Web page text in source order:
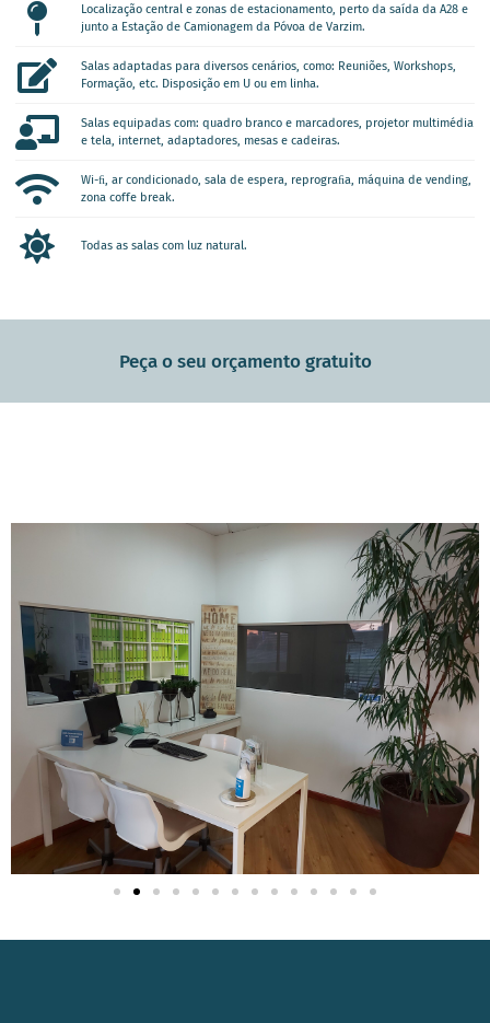
Localização central e zonas de estacionamento, perto da saída da A28 e
junto a Estação de Camionagem da Póvoa de Varzim.
Salas adaptadas para diversos cenários, como: Reuniões, Workshops,
Formação, etc. Disposição em U ou em linha.
Salas equipadas com: quadro branco e marcadores, projetor multimédia
e tela, internet, adaptadores, mesas e cadeiras.
Wi-ﬁ, ar condicionado, sala de espera, reprograﬁa, máquina de vending,
zona coffe break.
Todas as salas com luz natural.
Peça o seu orçamento gratuito